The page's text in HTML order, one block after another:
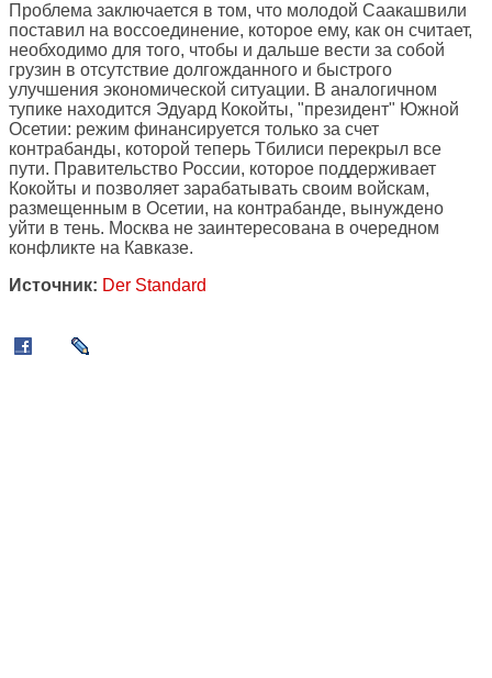
Проблема заключается в том, что молодой Саакашвили
поставил на воссоединение, которое ему, как он считает,
необходимо для того, чтобы и дальше вести за собой
грузин в отсутствие долгожданного и быстрого
улучшения экономической ситуации. В аналогичном
тупике находится Эдуард Кокойты, "президент" Южной
Осетии: режим финансируется только за счет
контрабанды, которой теперь Тбилиси перекрыл все
пути. Правительство России, которое поддерживает
Кокойты и позволяет зарабатывать своим войскам,
размещенным в Осетии, на контрабанде, вынуждено
уйти в тень. Москва не заинтересована в очередном
конфликте на Кавказе.
Источник: Der Standard